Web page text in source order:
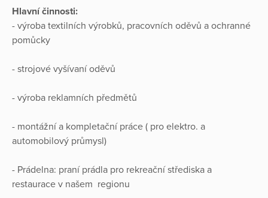
Hlavní činnosti:
- výroba textilních výrobků, pracovních oděvů a ochranné
pomůcky
- strojové vyšívaní oděvů
- výroba reklamních předmětů
- montážní a kompletační práce ( pro elektro. a
automobilový průmysl)
- Prádelna: praní prádla pro rekreační střediska a
restaurace v našem regionu